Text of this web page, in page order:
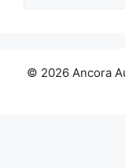
© 2026 Ancora